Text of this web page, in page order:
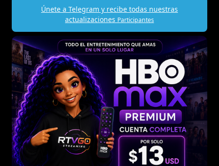
Únete a Telegram y recibe todas nuestras
actualizaciones Participantes